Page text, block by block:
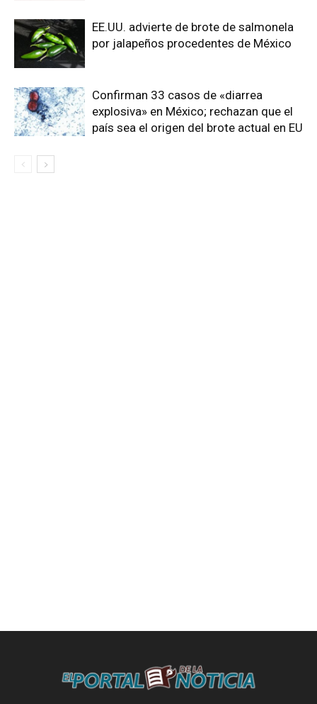
EE.UU. advierte de brote de salmonela
por jalapeños procedentes de México
Confirman 33 casos de «diarrea
explosiva» en México; rechazan que el
país sea el origen del brote actual en EU